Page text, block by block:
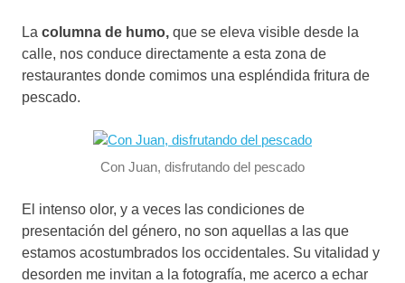
La columna de humo, que se eleva visible desde la
calle, nos conduce directamente a esta zona de
restaurantes donde comimos una espléndida fritura de
pescado.
Con Juan, disfrutando del pescado
El intenso olor, y a veces las condiciones de
presentación del género, no son aquellas a las que
estamos acostumbrados los occidentales. Su vitalidad y
desorden me invitan a la fotografía, me acerco a echar